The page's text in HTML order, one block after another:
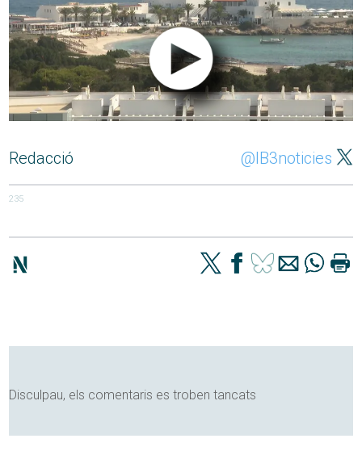
Redacció @IB3noticies
235
Disculpau, els comentaris es troben tancats